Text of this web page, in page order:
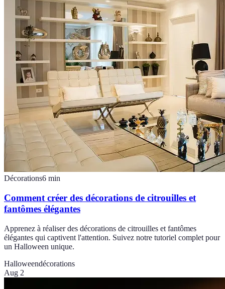
Décorations6 min
Comment créer des décorations de citrouilles et
fantômes élégantes
Apprenez à réaliser des décorations de citrouilles et fantômes
élégantes qui captivent l'attention. Suivez notre tutoriel complet pour
un Halloween unique.
Halloweendécorations
Aug 2